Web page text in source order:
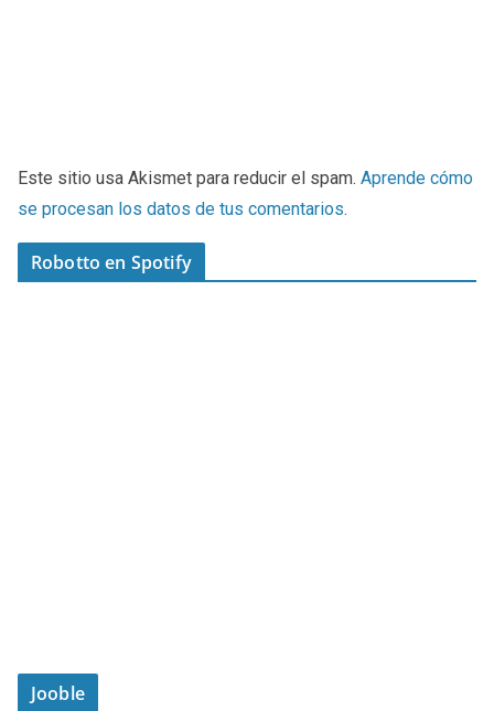
Este sitio usa Akismet para reducir el spam. Aprende cómo
se procesan los datos de tus comentarios.
Robotto en Spotify
Jooble